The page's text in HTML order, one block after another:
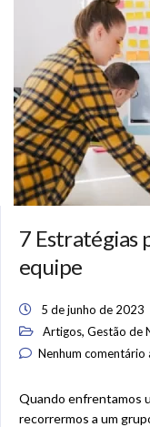
7 Estratégias
equipe
5 de junho de 2023
Artigos, Gestão de
Nenhum comentário
Quando enfrentamos
recorrermos a um